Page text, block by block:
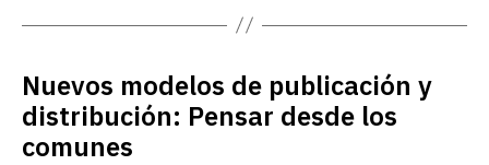
Nuevos modelos de publicación y
distribución: Pensar desde los
comunes